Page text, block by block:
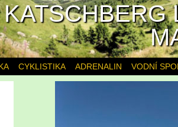
CYKLISTIKA ADRENALIN VODNÍ
KATSCHBERG